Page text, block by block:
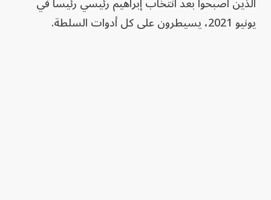
يونيو 2021، يسيطرون على كل أدوات السلطة.